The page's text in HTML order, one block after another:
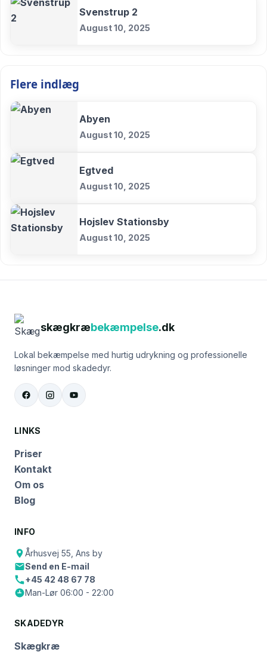
Svenstrup 2
August 10, 2025
Flere indlæg
Abyen
August 10, 2025
Egtved
August 10, 2025
Hojslev Stationsby
August 10, 2025
skægkræbekæmpelse.dk
Lokal bekæmpelse med hurtig udrykning og professionelle
løsninger mod skadedyr.
LINKS
Priser
Kontakt
Om os
Blog
INFO
Århusvej 55, Ans by
Send en E-mail
+45 42 48 67 78
Man-Lør 06:00 - 22:00
SKADEDYR
Skægkræ